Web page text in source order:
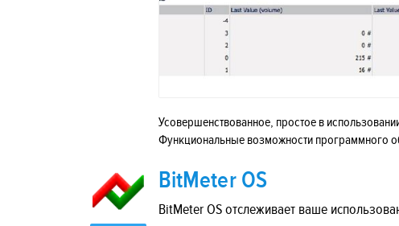
Усовершенствованное, простое в
Функциональные возможности программного
BitMeter OS
BitMeter OS отслеживает ваше